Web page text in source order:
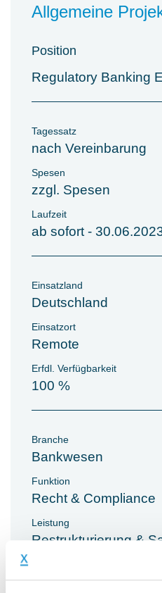
Allgemeine
Position
Regulatory Banking
Tagessatz
nach Vereinbarung
Spesen
zzgl. Spesen
Laufzeit
ab sofort -
Einsatzland
Deutschland
Einsatzort
Remote
Erfdl. Verfügbarkeit
100 %
Branche
Bankwesen
Funktion
Recht & Compliance
Leistung
Restrukturierung &